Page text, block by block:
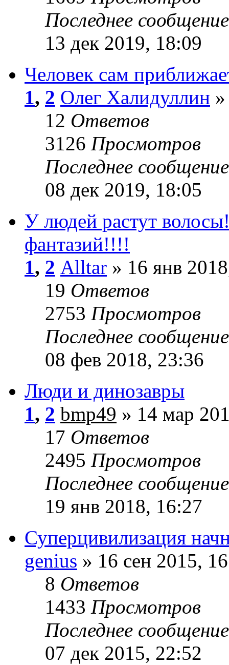
Последнее
13 дек 2019, 18:09
Человек сам
1, 2 Олег Халидуллин
12 Ответов
3126 Просмотров
Последнее
08 дек 2019, 18:05
У людей растут
фантазий!!!!
1, 2 Alltar » 16 янв
19 Ответов
2753 Просмотров
Последнее
08 фев 2018, 23:36
Люди и динозавры
1, 2 bmp49 » 14 мар
17 Ответов
2495 Просмотров
Последнее
19 янв 2018, 16:27
Суперцивилизация
genius » 16 сен 2015,
8 Ответов
1433 Просмотров
Последнее
07 дек 2015, 22:52